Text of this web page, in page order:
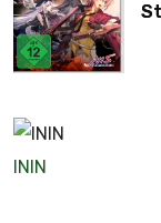
ININ